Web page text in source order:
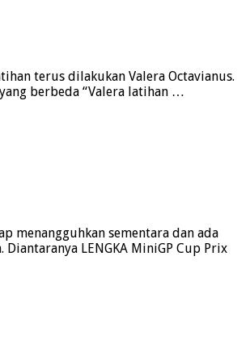
terus dilakukan Valera Octavianus.
berbeda “Valera latihan …
menangguhkan sementara dan ada
LENGKA MiniGP Cup Prix